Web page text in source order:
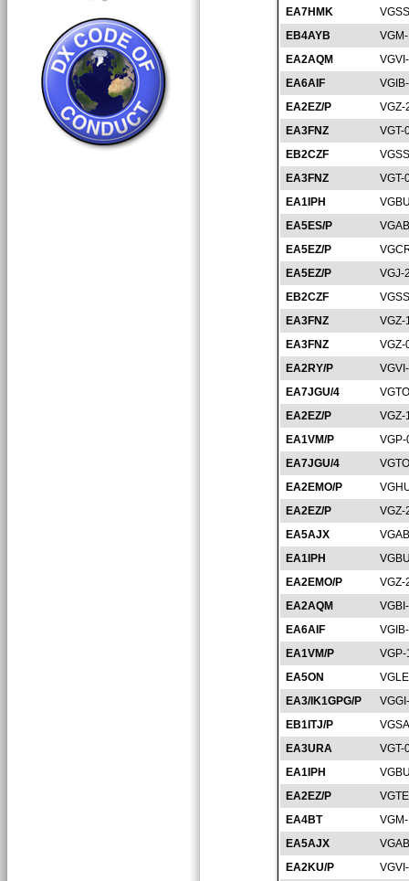
EA7HMK
EB4AYB
EA2AQM
EA6AIF
EA2EZ/P
VGZ-
EA3FNZ
VGT-
EB2CZF
EA3FNZ
VGT-
EA1IPH
EA5ES/P
EA5EZ/P
EA5EZ/P
VGJ-
EB2CZF
EA3FNZ
VGZ-
EA3FNZ
VGZ-
EA2RY/P
EA7JGU/4
EA2EZ/P
VGZ-
EA1VM/P
EA7JGU/4
EA2EMO/P
EA2EZ/P
VGZ-
EA5AJX
EA1IPH
EA2EMO/P
VGZ-
EA2AQM
EA6AIF
EA1VM/P
VGP-
EA5ON
EA3/IK1GPG/P
EB1ITJ/P
EA3URA
VGT-
EA1IPH
EA2EZ/P
EA4BT
EA5AJX
EA2KU/P